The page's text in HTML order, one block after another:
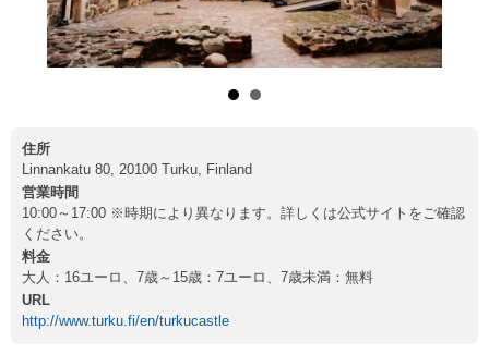
住所
Linnankatu 80, 20100 Turku, Finland
営業時間
10:00～17:00 ※時期により異なります。詳しくは公式サイトをご確認
ください。
料金
大人：16ユーロ、7歳～15歳：7ユーロ、7歳未満：無料
URL
http://www.turku.fi/en/turkucastle